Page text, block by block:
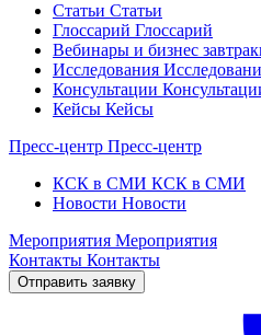
Статьи Статьи
Глоссарий Глоссарий
Вебинары и бизнес
Исследования
Консультации
Кейсы Кейсы
Пресс-центр Пресс-центр
КСК в СМИ КСК в СМИ
Новости Новости
Мероприятия Мероприятия
Контакты Контакты
Отправить заявку